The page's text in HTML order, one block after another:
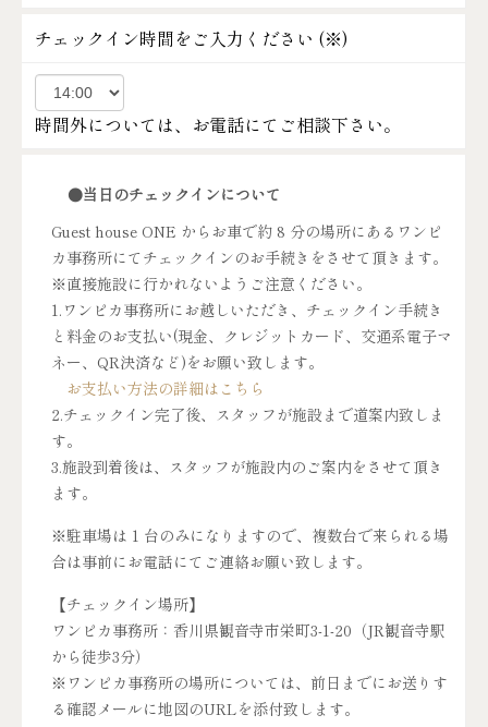
チェックイン時間をご入力ください (※)
時間外については、お電話にてご相談下さい。
●当日のチェックインについて
Guest house ONE からお車で約 8 分の場所にあるワンピ
カ事務所にてチェックインのお手続きをさせて頂きます。
※直接施設に行かれないようご注意ください。
1.ワンピカ事務所にお越しいただき、チェックイン手続き
と料金のお支払い(現金、クレジットカード、交通系電子マ
ネー、QR決済など)をお願い致します。
お支払い方法の詳細はこちら
2.チェックイン完了後、スタッフが施設まで道案内致しま
す。
3.施設到着後は、スタッフが施設内のご案内をさせて頂き
ます。
※駐車場は 1 台のみになりますので、複数台で来られる場
合は事前にお電話にてご連絡お願い致します。
【チェックイン場所】
ワンピカ事務所：香川県観音寺市栄町3-1-20（JR観音寺駅
から徒歩3分）
※ワンピカ事務所の場所については、前日までにお送りす
る確認メールに地図のURLを添付致します。